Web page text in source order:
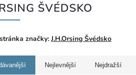
ŠVÉDSKO
značky: J.H.Orsing Švédsko
Nejlevnější Nejdražší